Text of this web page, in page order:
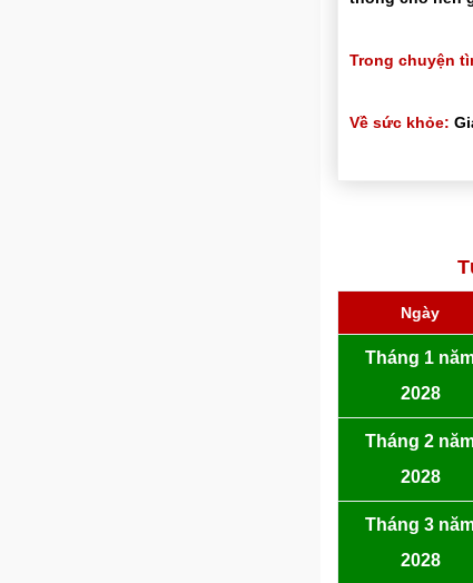
Trong chuyện
Về sức khỏe:
Ngày
Tháng 1
2028
Tháng 2
2028
Tháng 3
2028